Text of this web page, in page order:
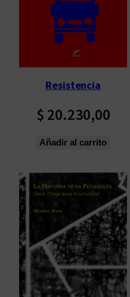
r
s
ú
t
m
s
Resistencia
$ 20.230,00
Añadir al carrito